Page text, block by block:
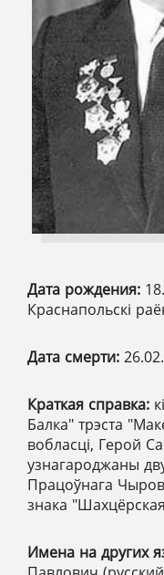
Дата рождения:
Краснапольскі
Дата смерти:
Краткая справка:
Балка" трэста
вобласці, Герой
узнагароджаны
Працоўнага
знака
Имена на других